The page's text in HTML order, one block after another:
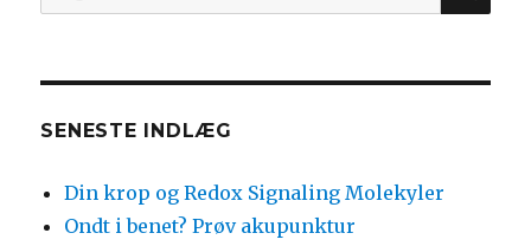
efter:
SENESTE INDLÆG
Din krop og Redox Signaling Molekyler
Ondt i benet? Prøv akupunktur